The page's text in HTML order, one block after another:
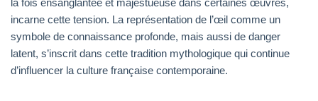
la fois ensanglantée et majestueuse dans certaines œuvres,
incarne cette tension. La représentation de l’œil comme un
symbole de connaissance profonde, mais aussi de danger
latent, s’inscrit dans cette tradition mythologique qui continue
d’influencer la culture française contemporaine.